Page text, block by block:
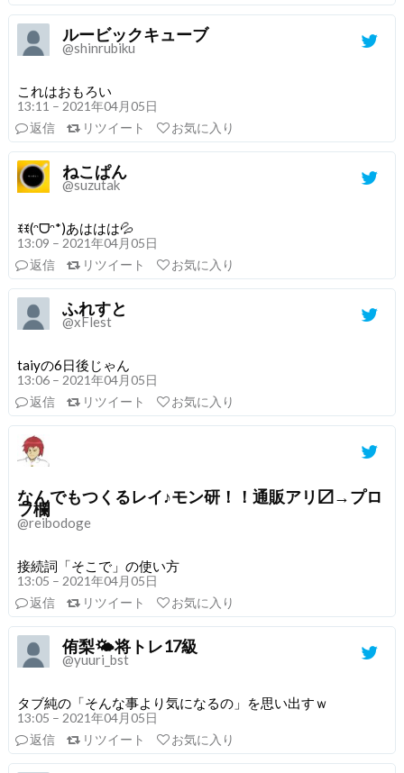
ルービックキューブ
@shinrubiku
これはおもろい
13:11 – 2021年04月05日
返信
リツイート お気に入り
ねこぱん
@suzutak
ꉂꉂ(ᵔᗜᵔ*)あははは💦
13:09 – 2021年04月05日
返信
リツイート お気に入り
ふれすと
@xFlest
taiyの6日後じゃん
13:06 – 2021年04月05日
返信
リツイート お気に入り
なんでもつくるレイ♪モン研！！通販アリ〼→プロ
フ欄
@reibodoge
接続詞「そこで」の使い方
13:05 – 2021年04月05日
返信
リツイート お気に入り
侑梨🌤️将トレ17級
@yuuri_bst
タブ純の「そんな事より気になるの」を思い出すｗ
13:05 – 2021年04月05日
返信
リツイート お気に入り